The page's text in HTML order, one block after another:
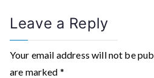
Leave a Reply
Your email address will not be
are marked *